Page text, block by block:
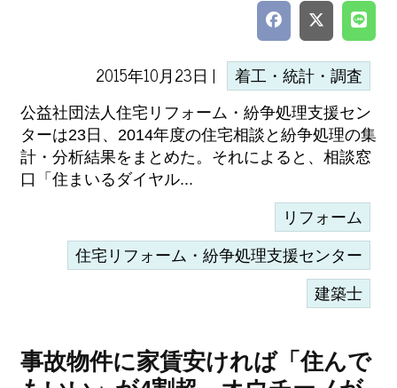
2015年10月23日 | 着工・統計・調査
公益社団法人住宅リフォーム・紛争処理支援セン
ターは23日、2014年度の住宅相談と紛争処理の集
計・分析結果をまとめた。それによると、相談窓
口「住まいるダイヤル...
リフォーム
住宅リフォーム・紛争処理支援センター
建築士
事故物件に家賃安ければ「住んで